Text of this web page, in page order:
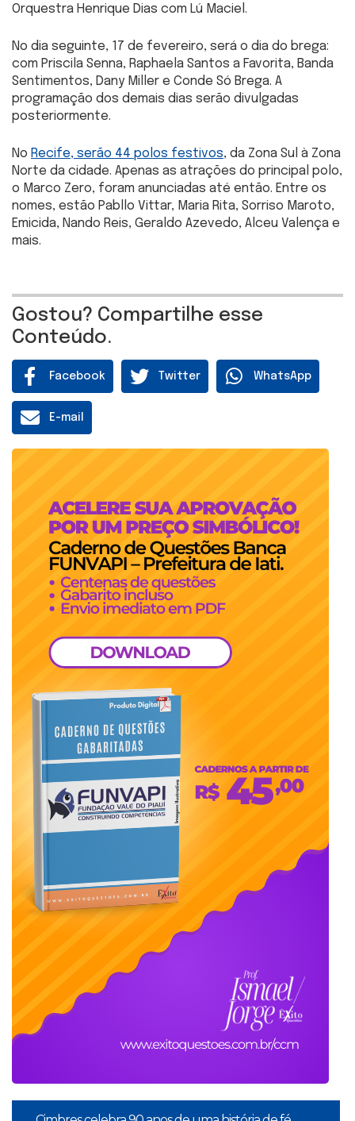
Orquestra Henrique Dias com Lú Maciel.
No dia seguinte, 17 de fevereiro, será o dia do brega:
com Priscila Senna, Raphaela Santos a Favorita, Banda
Sentimentos, Dany Miller e Conde Só Brega. A
programação dos demais dias serão divulgadas
posteriormente.
No Recife, serão 44 polos festivos, da Zona Sul à Zona
Norte da cidade. Apenas as atrações do principal polo,
o Marco Zero, foram anunciadas até então. Entre os
nomes, estão Pabllo Vittar, Maria Rita, Sorriso Maroto,
Emicida, Nando Reis, Geraldo Azevedo, Alceu Valença e
mais.
Gostou? Compartilhe esse
Conteúdo.
Facebook Twitter WhatsApp
E-mail